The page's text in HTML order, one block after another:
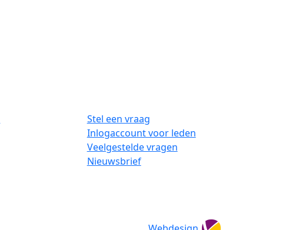
Stel een vraag
Inlogaccount voor leden
Veelgestelde vragen
Nieuwsbrief